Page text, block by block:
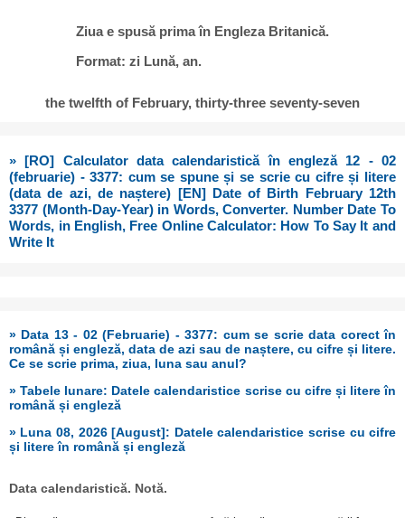
Ziua e spusă prima în Engleza Britanică.
Format: zi Lună, an.
the twelfth of February, thirty-three seventy-seven
» [RO] Calculator data calendaristică în engleză 12 - 02
(februarie) - 3377: cum se spune și se scrie cu cifre și litere
(data de azi, de naștere) [EN] Date of Birth February 12th
3377 (Month-Day-Year) in Words, Converter. Number Date To
Words, in English, Free Online Calculator: How To Say It and
Write It
» Data 13 - 02 (Februarie) - 3377: cum se scrie data corect în
română și engleză, data de azi sau de naștere, cu cifre și litere.
Ce se scrie prima, ziua, luna sau anul?
» Tabele lunare: Datele calendaristice scrise cu cifre și litere în
română și engleză
» Luna 08, 2026 [August]: Datele calendaristice scrise cu cifre
și litere în română și engleză
Data calendaristică. Notă.